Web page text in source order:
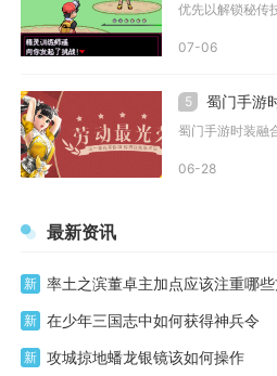
07-06
5 蜀门手游时
06-28
最新资讯
新 率土之滨董卓主加点应该注重哪
新 在少年三国志中如何获得神兵令
新 攻城掠地蟠龙银镜该如何操作